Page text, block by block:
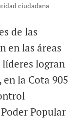
ciudadana
de las
en las áreas
líderes logran
la Cota 905
Popular